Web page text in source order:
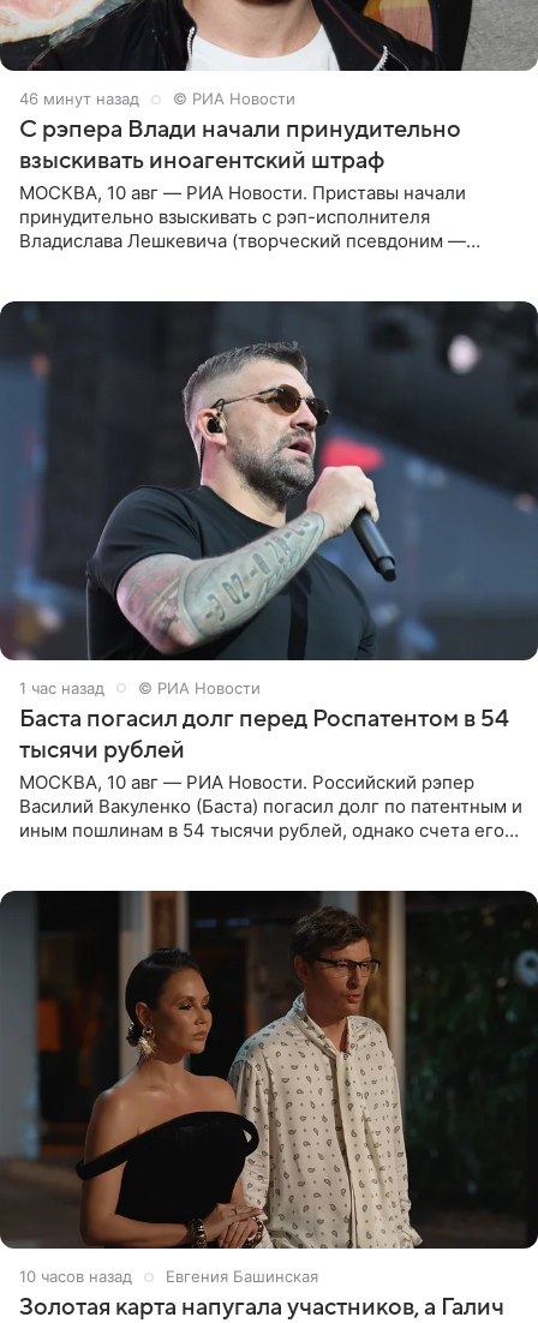
46 минут назад © РИА Новости
С рэпера Влади начали принудительно
взыскивать иноагентский штраф
МОСКВА, 10 авг — РИА Новости. Приставы начали
принудительно взыскивать с рэп-исполнителя
Владислава Лешкевича (творческий псевдоним —
1 час назад © РИА Новости
Баста погасил долг перед Роспатентом в 54
тысячи рублей
МОСКВА, 10 авг — РИА Новости. Российский рэпер
Василий Вакуленко (Баста) погасил долг по патентным и
иным пошлинам в 54 тысячи рублей, однако счета его
10 часов назад Евгения Башинская
Золотая карта напугала участников, а Галич